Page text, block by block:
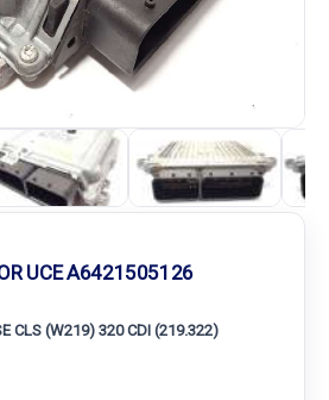
UCE A6421505126
CLS (W219) 320 CDI (219.322)